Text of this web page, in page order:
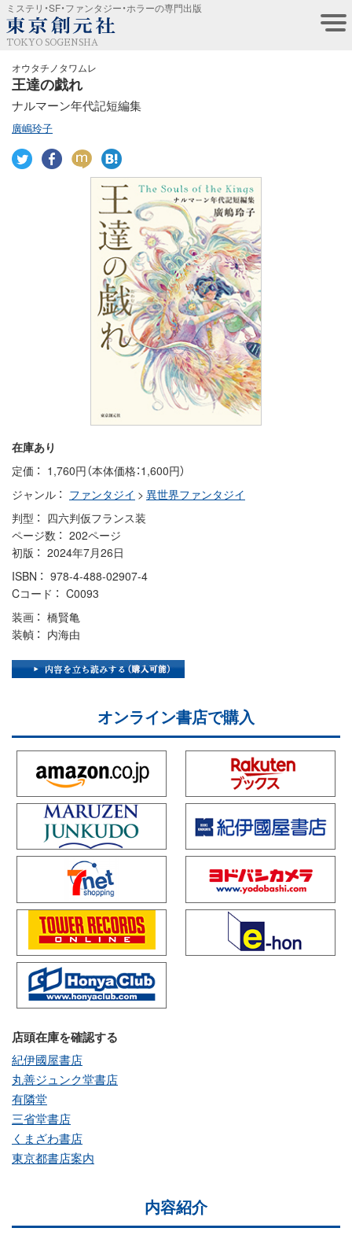
ミステリ・SF・ファンタジー・ホラーの専門出版
TOKYO SOGENSHA
オウタチノタワムレ
王達の戯れ
ナルマーン年代記短編集
廣嶋玲子
在庫あり
定価
1,760円（本体価格：1,600円）
ジャンル
ファンタジイ > 異世界ファンタジイ
判型
四六判仮フランス装
ページ数
202ページ
初版
2024年7月26日
ISBN
978-4-488-02907-4
Cコード
C0093
装画
橋賢亀
装幀
内海由
オンライン書店で購入
店頭在庫を確認する
紀伊國屋書店
丸善ジュンク堂書店
有隣堂
三省堂書店
くまざわ書店
東京都書店案内
内容紹介